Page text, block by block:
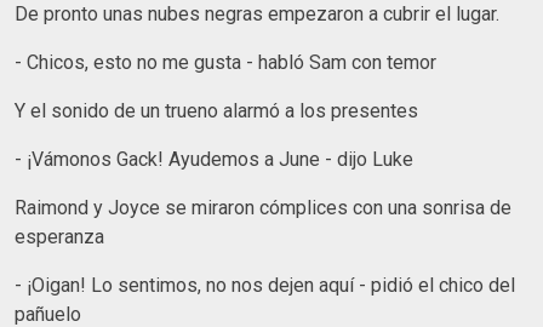
De pronto unas nubes negras empezaron a cubrir el lugar.
- Chicos, esto no me gusta - habló Sam con temor
Y el sonido de un trueno alarmó a los presentes
- ¡Vámonos Gack! Ayudemos a June - dijo Luke
Raimond y Joyce se miraron cómplices con una sonrisa de
esperanza
- ¡Oigan! Lo sentimos, no nos dejen aquí - pidió el chico del
pañuelo